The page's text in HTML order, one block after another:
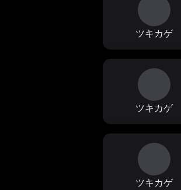
ツキカゲ
ツキカゲ
ツキカゲ